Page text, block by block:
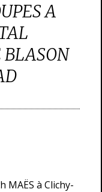
A
BLASON
MAËS à Clichy-